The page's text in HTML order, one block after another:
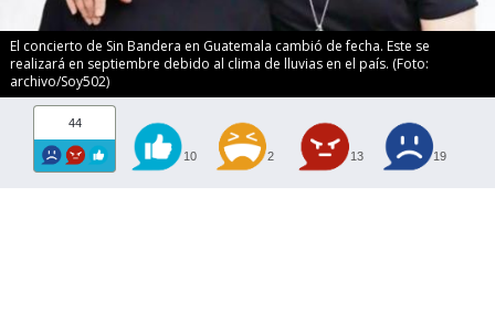
El concierto de Sin Bandera en Guatemala cambió de fecha. Este se
realizará en septiembre debido al clima de lluvias en el país. (Foto:
archivo/Soy502)
44
10 2 13 19